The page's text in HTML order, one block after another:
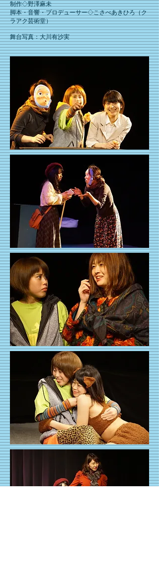
制作◇野澤麻未
脚本・音響・プロデューサー◇こさべあきひろ（ク
ラアク芸術堂）
舞台写真：大川有沙実